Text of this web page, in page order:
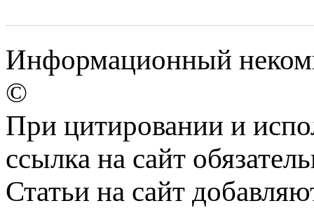
Информационный
©
При цитировании и
ссылка на сайт
Статьи на сайт